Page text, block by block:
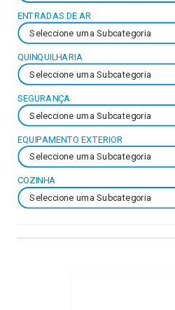
ENTRADAS DE AR
QUINQUILHARIA
SEGURANÇA
EQUIPAMENTO EXTERIOR
COZINHA